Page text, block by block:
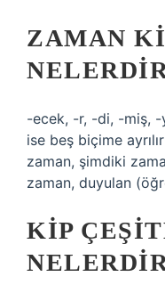
ZAMAN
-ecek, -r, -di, -miş,
ise beş biçime
zaman, şimdiki
zaman, duyulan
KIP